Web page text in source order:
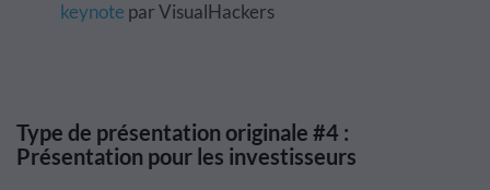
keynote par VisualHackers
Type de présentation originale #4 :
Présentation pour les investisseurs